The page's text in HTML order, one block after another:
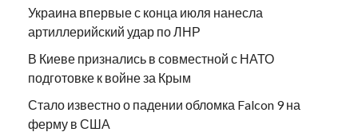
Украина впервые с конца июля нанесла
артиллерийский удар по ЛНР
В Киеве признались в совместной с НАТО
подготовке к войне за Крым
Стало известно о падении обломка Falcon 9 на
ферму в США